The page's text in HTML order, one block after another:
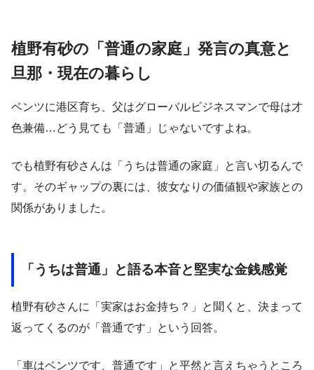
植野有砂の「普通の家庭」発言の真意と
旦那・現在の暮らし
ベンツに港区育ち、父はグローバルビジネスマンで母は才
色兼備…どう見ても「普通」じゃないですよね。
でも植野有砂さんは「うちは普通の家庭」と言い切るんで
す。そのギャップの裏には、彼女なりの価値観や家族との
関係がありました。
「うちは普通」と語る本音と堅実な金銭感覚
植野有砂さんに「実家はお金持ち？」と聞くと、決まって
返ってくるのが「普通です」という回答。
「車はベンツです、普通です」と平然と言えちゃうところ